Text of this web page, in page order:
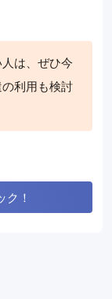
は、ぜひ今
利用も検討
！